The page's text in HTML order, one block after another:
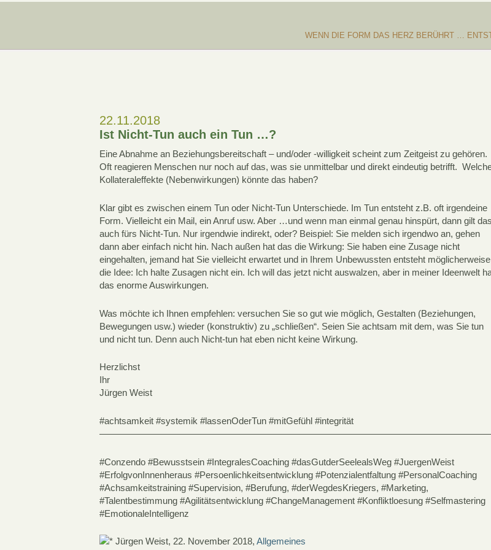
WENN DIE FORM DAS HERZ BERÜHRT …
22.11.2018
Ist Nicht-Tun auch ein Tun …?
Eine Abnahme an Beziehungsbereitschaft – und/oder -willigkeit scheint zum Zeitgeist zu gehören.
Oft reagieren Menschen nur noch auf das, was sie unmittelbar und direkt eindeutig betrifft.
Kollateraleffekte (Nebenwirkungen) könnte das haben?
Klar gibt es zwischen einem Tun oder Nicht-Tun Unterschiede. Im Tun entsteht z.B. oft irgendeine
Form. Vielleicht ein Mail, ein Anruf usw. Aber …und wenn man einmal genau hinspürt, dann gilt das
auch fürs Nicht-Tun. Nur irgendwie indirekt, oder? Beispiel: Sie melden sich irgendwo an, gehen
dann aber einfach nicht hin. Nach außen hat das die Wirkung: Sie haben eine Zusage nicht
eingehalten, jemand hat Sie vielleicht erwartet und in Ihrem Unbewussten entsteht möglicherweise
die Idee: Ich halte Zusagen nicht ein. Ich will das jetzt nicht auswalzen, aber in meiner Ideenwelt
das enorme Auswirkungen.
Was möchte ich Ihnen empfehlen: versuchen Sie so gut wie möglich, Gestalten (Beziehungen,
Bewegungen usw.) wieder (konstruktiv) zu „schließen“. Seien Sie achtsam mit dem, was Sie tun
und nicht tun. Denn auch Nicht-tun hat eben nicht keine Wirkung.
Herzlichst
Ihr
Jürgen Weist
#achtsamkeit #systemik #lassenOderTun #mitGefühl #integrität
#Conzendo #Bewusstsein #IntegralesCoaching #dasGutderSeelealsWeg #JuergenWeist
#ErfolgvonInnenheraus #Persoenlichkeitsentwicklung #Potenzialentfaltung #PersonalCoaching
#Achsamkeitstraining #Supervision, #Berufung, #derWegdesKriegers, #Marketing,
#Talentbestimmung #Agilitätsentwicklung #ChangeManagement #Konfliktloesung #Selfmastering
#EmotionaleIntelligenz
Jürgen Weist, 22. November 2018, Allgemeines